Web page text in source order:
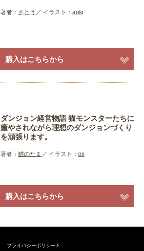
著者： さとう イラスト： aoki
購入はこちらから
ダンジョン経営物語 猫モンスターたちに
癒やされながら理想のダンジョンづくり
を頑張ります。
著者： 猫のたま イラスト： ox
購入はこちらから
プライバシーポリシー